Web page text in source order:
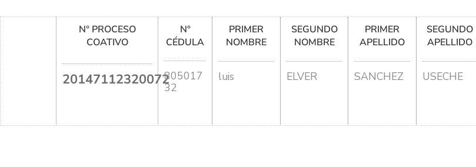
N° PROCESO
COATIVO
20147112320072
N°
CÉDULA
805017
32
PRIMER
NOMBRE
luis
SEGUNDO
NOMBRE
ELVER
PRIMER
APELLIDO
SANCHEZ
SEGUNDO
APELLIDO
USECHE